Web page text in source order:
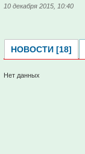
10 декабря 2015, 10:40
НОВОСТИ [18]
Нет данных